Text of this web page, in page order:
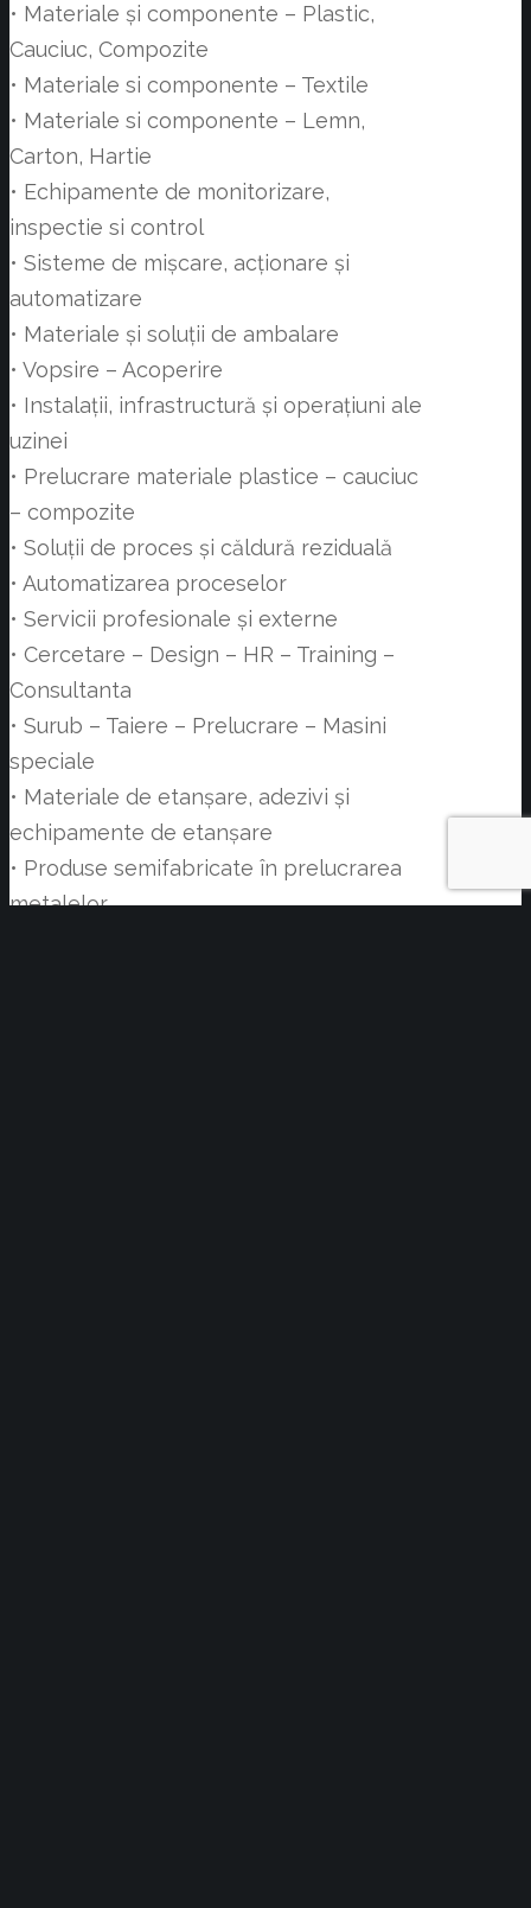
• Materiale și componente – Plastic,
Cauciuc, Compozite
• Materiale si componente – Textile
• Materiale si componente – Lemn,
Carton, Hartie
• Echipamente de monitorizare,
inspectie si control
• Sisteme de mișcare, acționare și
automatizare
• Materiale și soluții de ambalare
• Vopsire – Acoperire
• Instalații, infrastructură și operațiuni ale
uzinei
• Prelucrare materiale plastice – cauciuc
– compozite
• Soluții de proces și căldură reziduală
• Automatizarea proceselor
• Servicii profesionale și externe
• Cercetare – Design – HR – Training –
Consultanta
• Surub – Taiere – Prelucrare – Masini
speciale
• Materiale de etanșare, adezivi și
echipamente de etanșare
• Produse semifabricate în prelucrarea
metalelor